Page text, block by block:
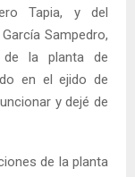
Tapia, y del
Sampedro,
de la planta de
en el ejido de
y dejé de
de la planta